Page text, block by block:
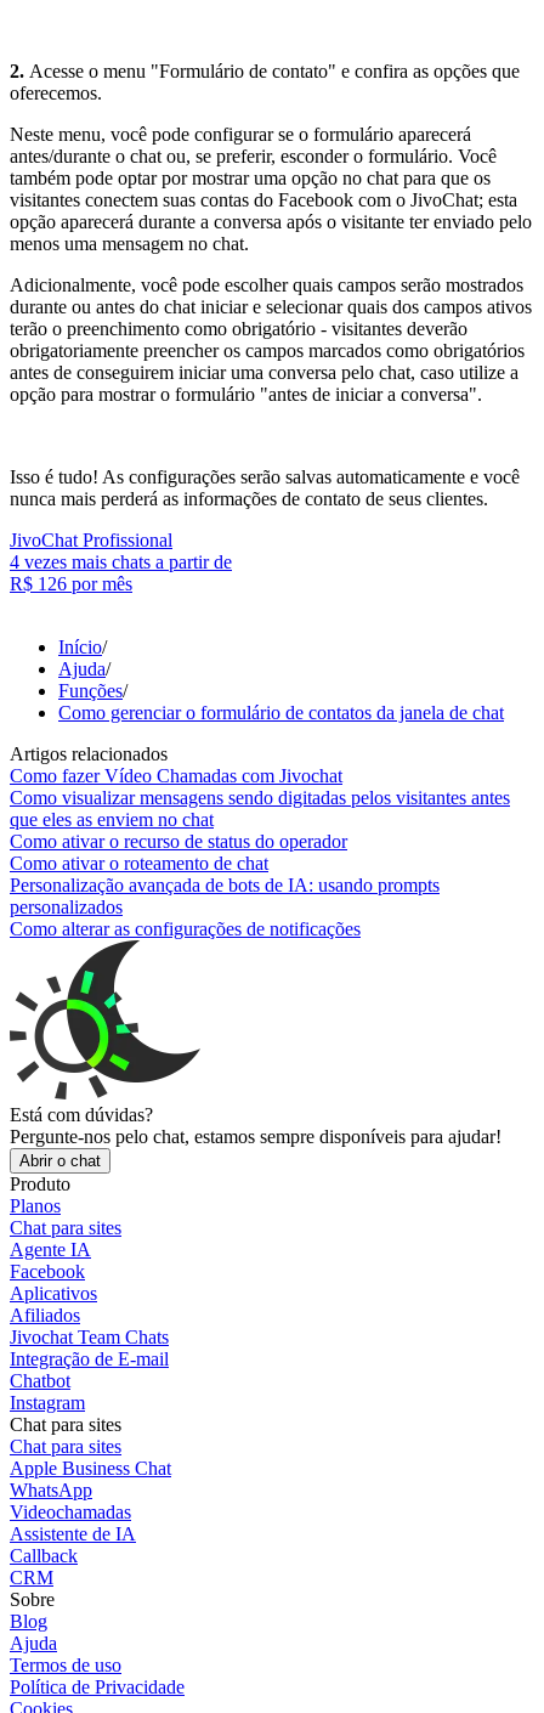
2. Acesse o menu "Formulário de contato" e confira as opções que
oferecemos.
Neste menu, você pode configurar se o formulário aparecerá
antes/durante o chat ou, se preferir, esconder o formulário. Você
também pode optar por mostrar uma opção no chat para que os
visitantes conectem suas contas do Facebook com o JivoChat; esta
opção aparecerá durante a conversa após o visitante ter enviado pelo
menos uma mensagem no chat.
Adicionalmente, você pode escolher quais campos serão mostrados
durante ou antes do chat iniciar e selecionar quais dos campos ativos
terão o preenchimento como obrigatório - visitantes deverão
obrigatoriamente preencher os campos marcados como obrigatórios
antes de conseguirem iniciar uma conversa pelo chat, caso utilize a
opção para mostrar o formulário "antes de iniciar a conversa".
Isso é tudo! As configurações serão salvas automaticamente e você
nunca mais perderá as informações de contato de seus clientes.
JivoChat Profissional
4 vezes mais chats a partir de
R$ 126 por mês
Início/
Ajuda/
Funções/
Como gerenciar o formulário de contatos da janela de chat
Artigos relacionados
Como fazer Vídeo Chamadas com Jivochat
Como visualizar mensagens sendo digitadas pelos visitantes antes
que eles as enviem no chat
Como ativar o recurso de status do operador
Como ativar o roteamento de chat
Personalização avançada de bots de IA: usando prompts
personalizados
Como alterar as configurações de notificações
Está com dúvidas?
Pergunte-nos pelo chat, estamos sempre disponíveis para ajudar!
Abrir o chat
Produto
Planos
Chat para sites
Agente IA
Facebook
Aplicativos
Afiliados
Jivochat Team Chats
Integração de E-mail
Chatbot
Instagram
Chat para sites
Chat para sites
Apple Business Chat
WhatsApp
Videochamadas
Assistente de IA
Callback
CRM
Sobre
Blog
Ajuda
Termos de uso
Política de Privacidade
Cookies